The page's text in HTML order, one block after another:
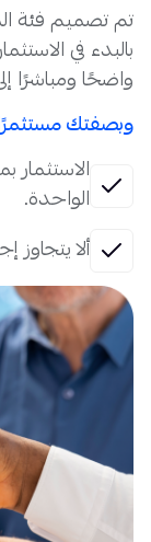
تم تصميم فئة
بالبدء في
واضحًا ومباشرًا
وبصفتك
الواحدة.
ألا يتجاوز